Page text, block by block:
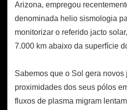
Arizona, empregou
denominada helio sismologia
monitorizar o referido jacto
7.000 km abaixo da superfície
Sabemos que o Sol gera novos
proximidades dos seus pólos
fluxos de plasma migram